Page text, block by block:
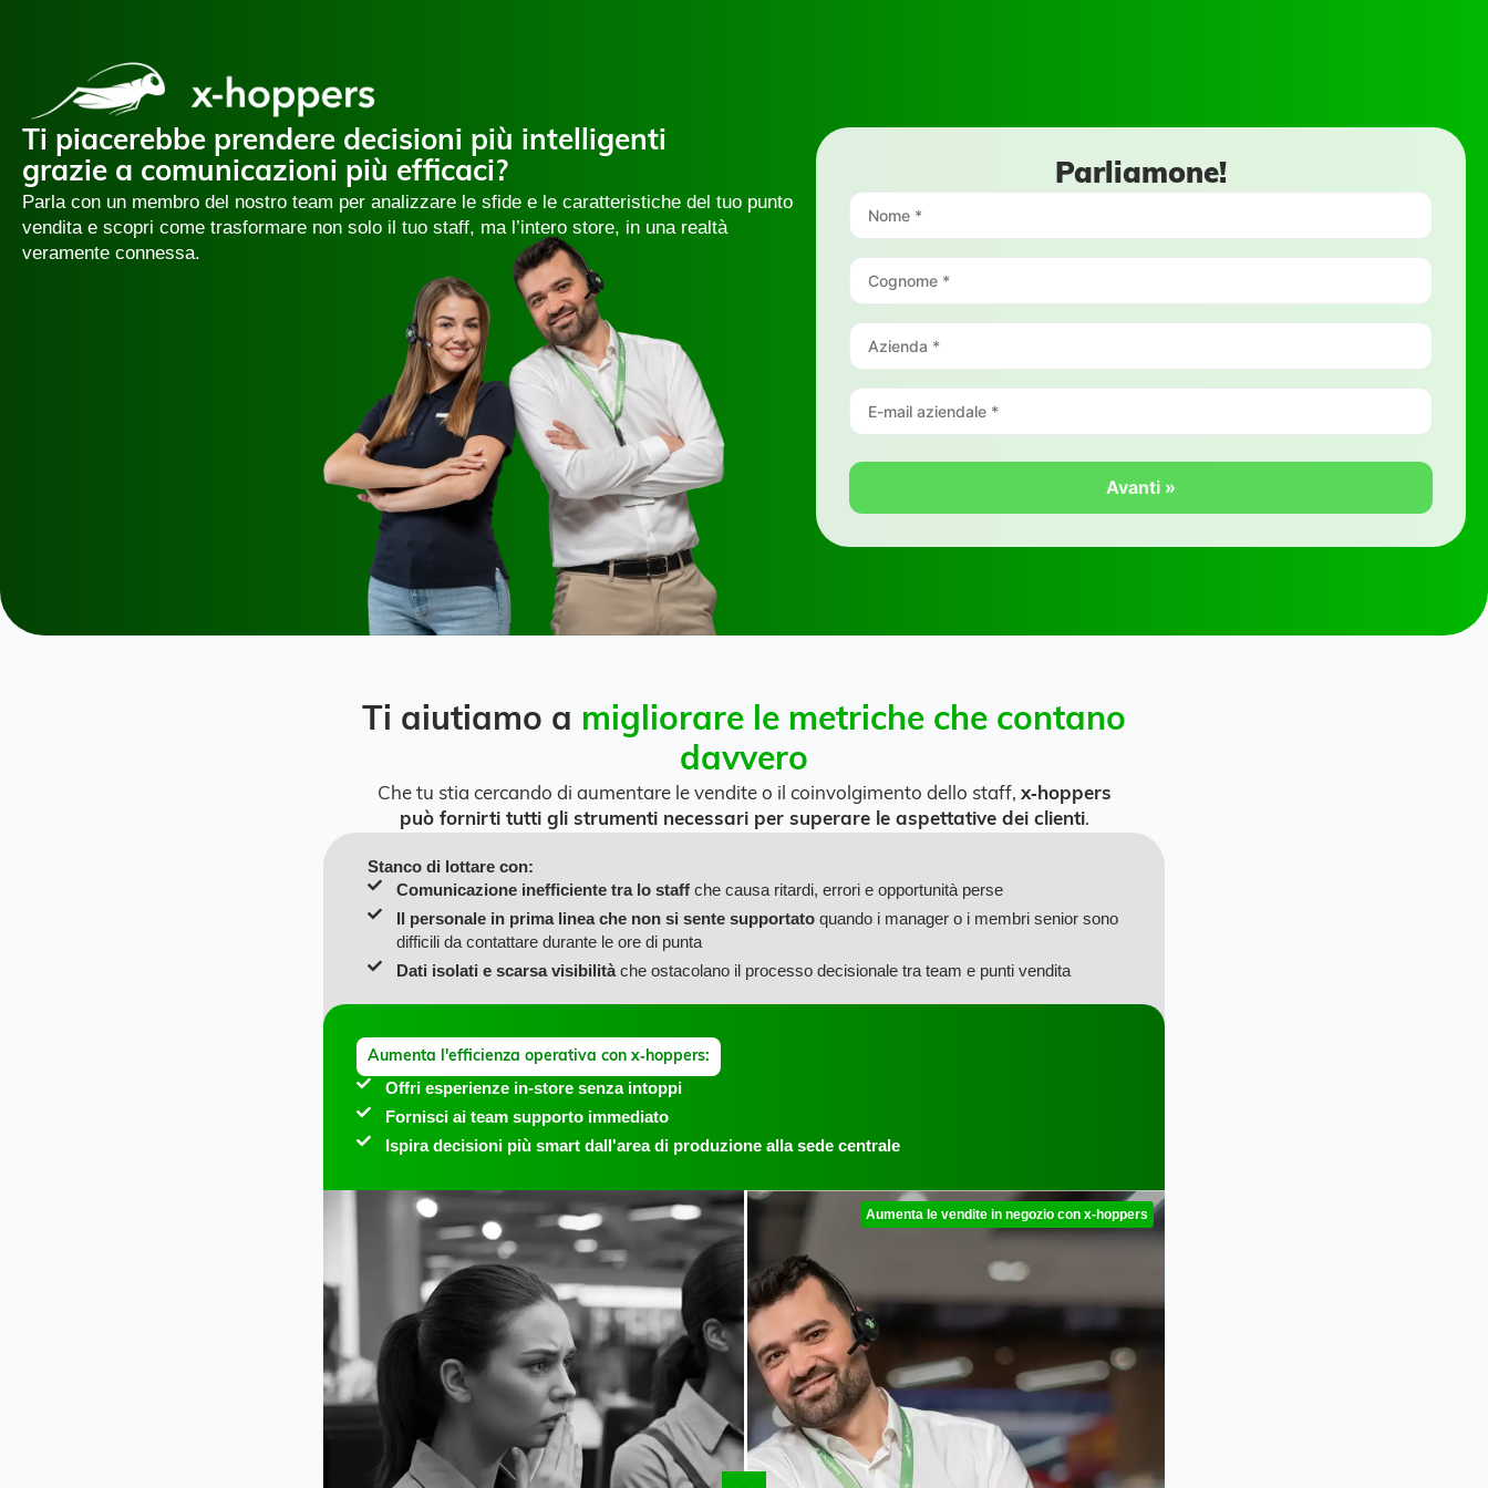
Ti piacerebbe prendere decisioni più intelligenti
grazie a comunicazioni più efficaci?
Parla con un membro del nostro team per analizzare le sfide e le caratteristiche del tuo punto
vendita e scopri come trasformare non solo il tuo staff, ma l’intero store, in una realtà
veramente connessa.
Parliamone!
Avanti »
Ti aiutiamo a migliorare le metriche che contano
davvero
Che tu stia cercando di aumentare le vendite o il coinvolgimento dello staff, x‑hoppers
può fornirti tutti gli strumenti necessari per superare le aspettative dei clienti.
Stanco di lottare con:
Comunicazione inefficiente tra lo staff che causa ritardi, errori e opportunità perse
Il personale in prima linea che non si sente supportato quando i manager o i membri senior sono
difficili da contattare durante le ore di punta
Dati isolati e scarsa visibilitàche ostacolano il processo decisionale tra team e punti vendita
Aumenta l'efficienza operativa con x‑hoppers:
Offri esperienze in‑store senza intoppi
Fornisci ai team supporto immediato
Ispira decisioni più smart dall'area di produzione alla sede centrale
Aumenta le vendite in negozio con x‑hoppers